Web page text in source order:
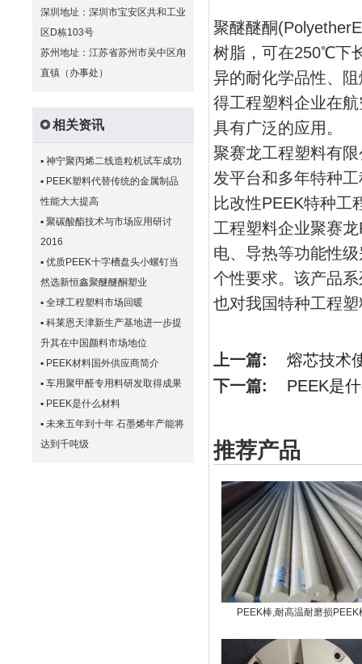
深圳地址：深圳市宝安区共和工业
区D栋103号
苏州地址：江苏省苏州市吴中区甪
直镇（办事处）
相关资讯
▪ 神宁聚丙烯二线造粒机试车成功
▪ PEEK塑料代替传统的金属制品
性能大大提高
▪ 聚碳酸酯技术与市场应用研讨
2016
▪ 优质PEEK十字槽盘头小螺钉当
然选新恒鑫聚醚醚酮塑业
▪ 全球工程塑料市场回暖
▪ 科莱恩天津新生产基地进一步提
升其在中国颜料市场地位
▪ PEEK材料国外供应商简介
▪ 车用聚甲醛专用料研发取得成果
▪ PEEK是什么材料
▪ 未来五年到十年 石墨烯年产能将
达到千吨级
聚醚醚酮
树脂，可在250℃下
异的耐化学品性、
得工程塑料企业在
具有广泛的应用。
聚赛龙工程塑料有
发平台和多年特种
比改性PEEK特种工
工程塑料企业聚赛
电、导热等功能性
个性要求。该产品
也对我国特种工程
上一篇: 熔芯技术
下一篇: PEEK是
推荐产品
PEEK棒,耐高温耐磨损PEEK